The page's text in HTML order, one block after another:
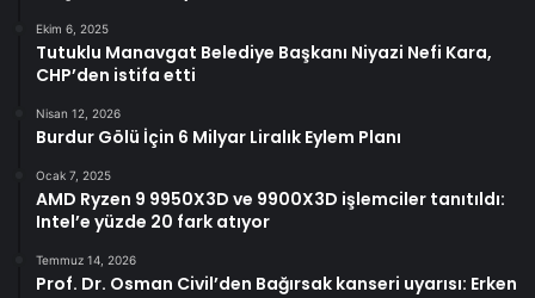
Ekim 6, 2025
Tutuklu Manavgat Belediye Başkanı Niyazi Nefi Kara,
CHP’den istifa etti
Nisan 12, 2026
Burdur Gölü İçin 6 Milyar Liralık Eylem Planı
Ocak 7, 2025
AMD Ryzen 9 9950X3D ve 9900X3D işlemciler tanıtıldı:
Intel’e yüzde 20 fark atıyor
Temmuz 14, 2026
Prof. Dr. Osman Civil’den Bağırsak kanseri uyarısı: Erken